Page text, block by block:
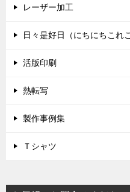
レーザー加工
日々是好日（にちにちこれ
活版印刷
熱転写
製作事例集
Ｔシャツ